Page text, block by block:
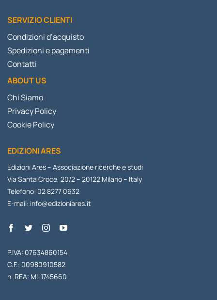
SERVIZIO CLIENTI
Condizioni d’acquisto
Spedizioni e pagamenti
Contatti
ABOUT US
Chi Siamo
Privacy Policy
Cookie Policy
EDIZIONI ARES
Edizioni Ares – Associazione ricerche e studi
Via Santa Croce, 20/2 – 20122 Milano – Italy
Telefono: 02 8277 0632
E-mail: info@edizioniares.it
P.IVA: 07634860154
C.F.: 00980910582
n. REA: MI-1745660